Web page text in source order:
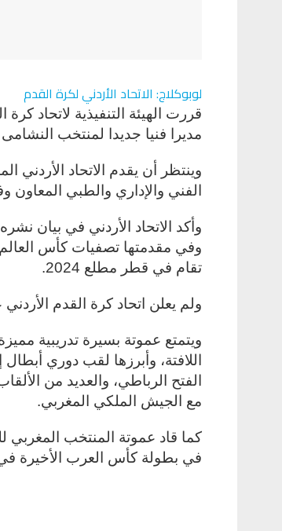
لوبوكلاج: الاتحاد الأردني لكرة القدم
قررت الهيئة التنفيذية لاتحاد
مديرا فنيا جديدا لمنتخب
وينتظر أن يقدم الاتحاد الأردني
الفني والإداري والطبي المعاون
وأكد الاتحاد الأردني في بيان
تقام في قطر مطلع 2024
.
ولم يعلن اتحاد كرة القدم
ويتمتع عموتة بسيرة تدريبية
اللافتة، وأبرزها لقب دوري
الفتح الرباطي، والعديد من
مع الجيش الملكي المغربي.
كما قاد عموتة المنتخب المغربي
في بطولة كأس العرب الأخيرة